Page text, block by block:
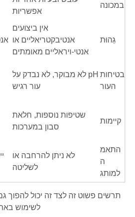
במכונה
אפשריות
גֵהוּת
אין ביצועים
אנטיבקטריאליים או
אנטי-ויראליים מאומתים
בטיחות
העור
pH לא מבוקר, לא נבדק על
עור רגיש
קיימות
שטיפות נוספות, חלאת
סבון במערכות
התאמ
ה
למותג
לא ניתן להרחבה או
לשליטה
תרשים פשוט זה לצד זה יכול להפוך גם
לשימוש